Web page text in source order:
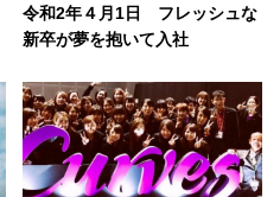
令和2年４月1日 フレッシュな
新卒が夢を抱いて入社